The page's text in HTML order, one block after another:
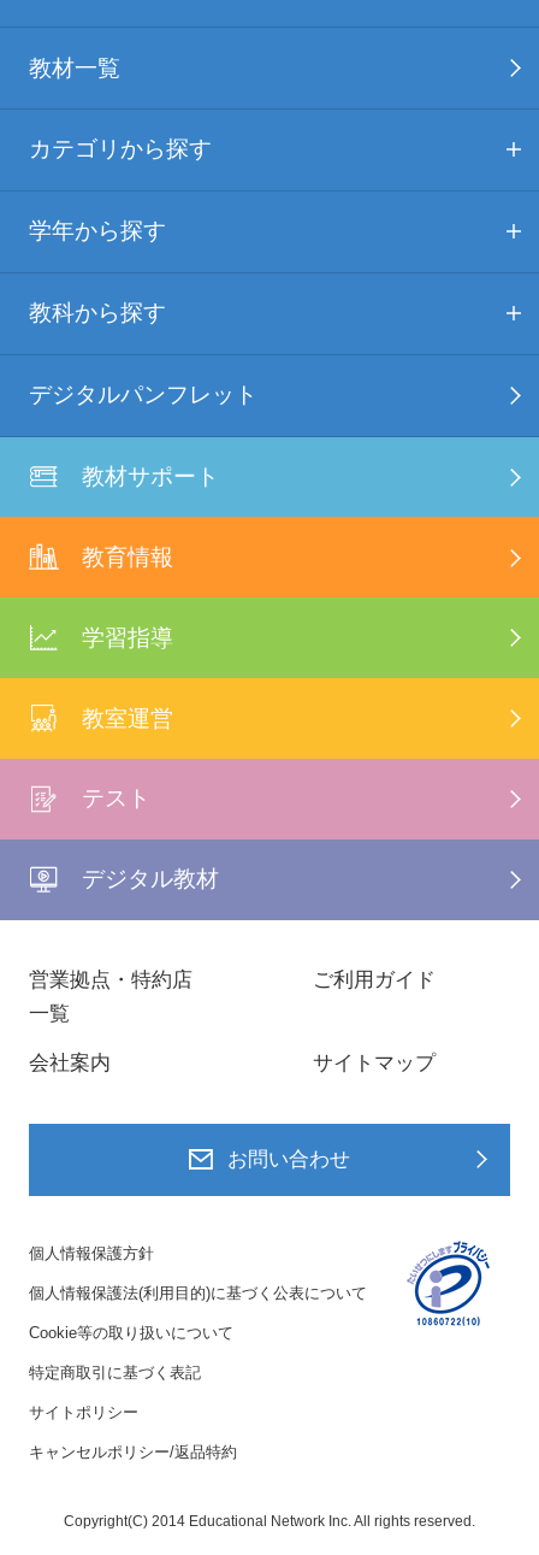
教材一覧
カテゴリから探す
学年から探す
教科から探す
デジタルパンフレット
教材サポート
教育情報
学習指導
教室運営
テスト
デジタル教材
営業拠点・特約店
一覧
ご利用ガイド
会社案内 サイトマップ
お問い合わせ
個人情報保護方針
個人情報保護法(利用目的)に基づく公表について
Cookie等の取り扱いについて
特定商取引に基づく表記
サイトポリシー
キャンセルポリシー/返品特約
Copyright(C) 2014 Educational Network Inc. All rights reserved.